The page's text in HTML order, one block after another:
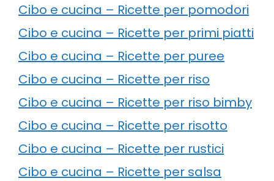
Cibo e cucina – Ricette per pomodori
Cibo e cucina – Ricette per primi piatti
Cibo e cucina – Ricette per puree
Cibo e cucina – Ricette per riso
Cibo e cucina – Ricette per riso bimby
Cibo e cucina – Ricette per risotto
Cibo e cucina – Ricette per rustici
Cibo e cucina – Ricette per salsa